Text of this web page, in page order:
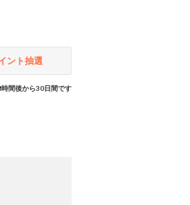
ント抽選
間後から30日間です